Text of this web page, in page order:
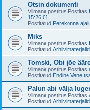
Otsin dokumenti
Viimane postitus Postitas
15:26:01
Postitatud Perekonna
Miks
Viimane postitus Postitas
Postitatud
Tomski, Obi jõe
Viimane postitus Postitas
Postitatud Endine Vene
Palun abi välja
Viimane postitus Postitas
Postitatud